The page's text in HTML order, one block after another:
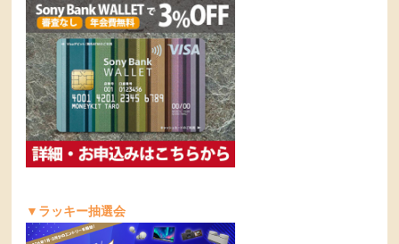
▼ラッキー抽選会